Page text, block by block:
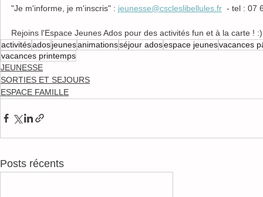
"Je m'informe, je m'inscris" : jeunesse@cscleslibellules.fr
- tel :
Rejoins l'Espace Jeunes Ados pour des activités fun et à la carte ! :)
activitésadosjeunesanimationsséjour adosespace jeunesvacances
vacances printemps
JEUNESSE
SORTIES ET SEJOURS
ESPACE FAMILLE
Posts récents